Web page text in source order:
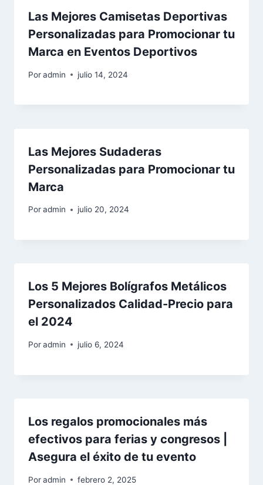
Las Mejores Camisetas Deportivas
Personalizadas para Promocionar tu
Marca en Eventos Deportivos
Poradmin julio 14, 2024
Las Mejores Sudaderas
Personalizadas para Promocionar tu
Marca
Poradmin julio 20, 2024
Los 5 Mejores Bolígrafos Metálicos
Personalizados Calidad-Precio para
el 2024
Poradmin julio 6, 2024
Los regalos promocionales más
efectivos para ferias y congresos |
Asegura el éxito de tu evento
Poradmin febrero 2, 2025